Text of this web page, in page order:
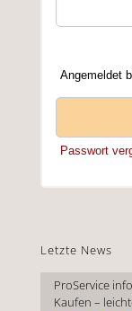
Angemeldet
Passwort
Letzte News
ProService
Kaufen –